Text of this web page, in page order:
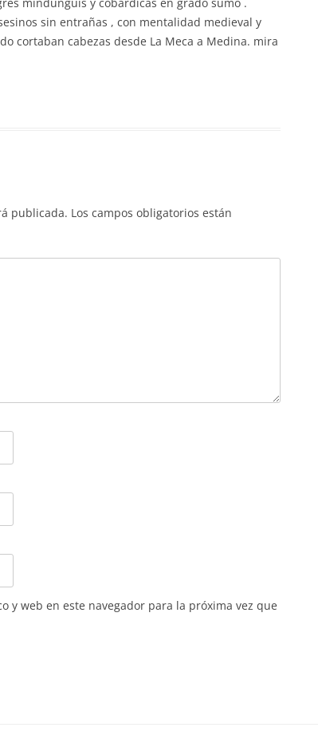
sin entrañas , con mentalidad medieval y
cortaban cabezas desde La Meca a Medina. mira
publicada. Los campos obligatorios están
y web en este navegador para la próxima vez que